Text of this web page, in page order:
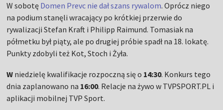
W sobotę Domen Prevc nie dał szans rywalom. Oprócz niego
na podium stanęli wracający po krótkiej przerwie do
rywalizacji Stefan Kraft i Philipp Raimund. Tomasiak na
półmetku był piąty, ale po drugiej próbie spadł na 18. lokatę.
Punkty zdobyli też Kot, Stoch i Żyła.
W niedzielę kwalifikacje rozpoczną się o 14:30. Konkurs tego
dnia zaplanowano na 16:00. Relacje na żywo w TVPSPORT.PL i
aplikacji mobilnej TVP Sport.